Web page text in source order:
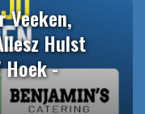
Veeken,
Hulst
Hoek -